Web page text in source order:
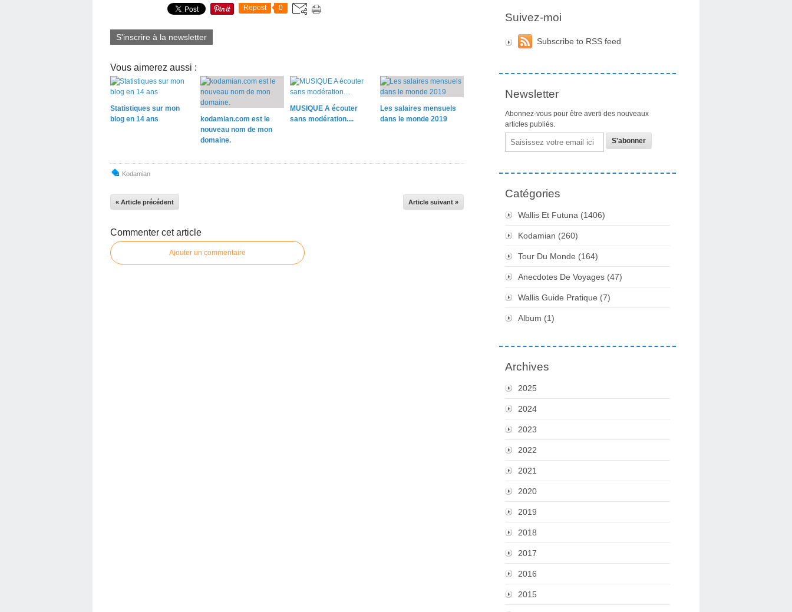
Repost 0
S'inscrire à la newsletter
Vous aimerez aussi :
Statistiques sur mon
blog en 14 ans
kodamian.com est le
nouveau nom de mon
domaine.
MUSIQUE A écouter
sans modération....
Les salaires mensuels
dans le monde 2019
Kodamian
« Article précédent Article suivant »
Commenter cet article
Ajouter un commentaire
Suivez-moi
Subscribe to RSS feed
Newsletter
Abonnez-vous pour être averti des nouveaux
articles publiés.
Email
Catégories
Wallis Et Futuna (1406)
Kodamian (260)
Tour Du Monde (164)
Anecdotes De Voyages (47)
Wallis Guide Pratique (7)
Album (1)
Archives
2025
2024
2023
2022
2021
2020
2019
2018
2017
2016
2015